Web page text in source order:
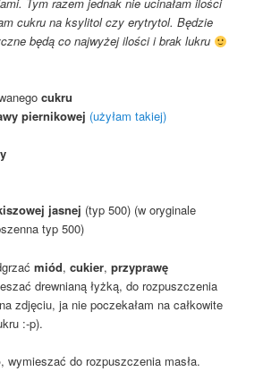
cukru na ksylitol czy erytrytol. Będzie
będą co najwyżej ilości i brak lukru
cukru
piernikowej (użyłam takiej)
jasnej (typ 500) (w oryginale
typ 500)
miód,cukier,przyprawę
drewnianą łyżką, do rozpuszczenia
zdjęciu, ja nie poczekałam na całkowite
:-p).
, wymieszać do rozpuszczenia masła.